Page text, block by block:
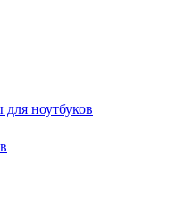
ноутбуков